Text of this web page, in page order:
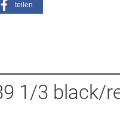
teilen
1/3 black/